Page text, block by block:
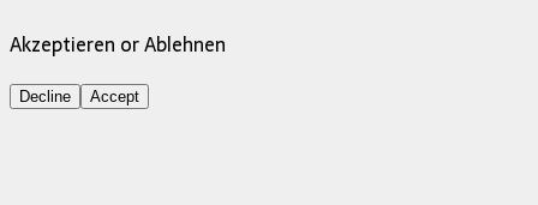
Akzeptieren or Ablehnen
Decline Accept